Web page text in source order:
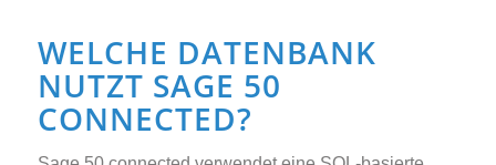
WELCHE DATENBANK
NUTZT SAGE 50
CONNECTED?